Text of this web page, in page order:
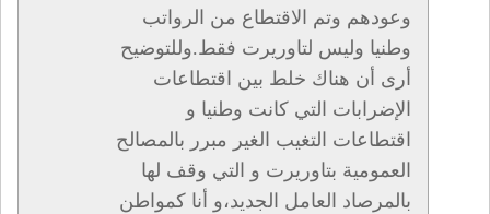
وعودهم وتم الاقتطاع من الرواتب
وطنيا وليس لتاوريرت فقط.وللتوضيح
أرى أن هناك خلط بين اقتطاعات
الإضرابات التي كانت وطنيا و
اقتطاعات التغيب الغير مبرر بالمصالح
العمومية بتاوريرت و التي وقف لها
بالمرصاد العامل الجديد،و أنا كمواطن